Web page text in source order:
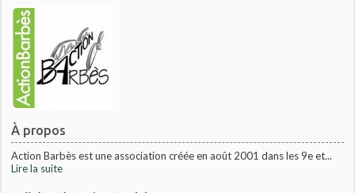
À propos
Action Barbès est une association créée en août 2001 dans les 9e et...
Lire la suite